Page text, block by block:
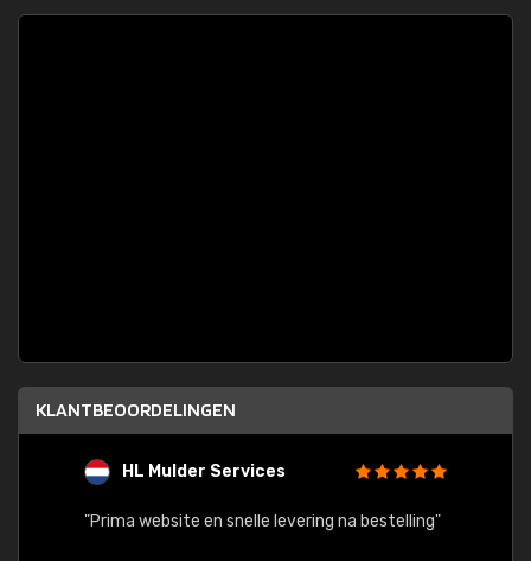
KLANTBEOORDELINGEN
HL Mulder Services
"Prima website en snelle levering na bestelling"